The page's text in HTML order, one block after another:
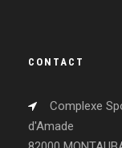
CONTACT
Complexe
d'Amade